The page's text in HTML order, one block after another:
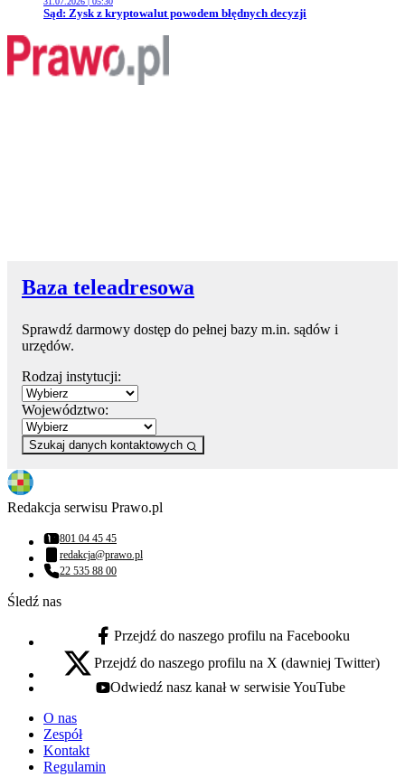
Przejdź do artykułu:
Sąd: Zysk z kryptowalut powodem błędnych decyzji
Baza teleadresowa
Sprawdź darmowy dostęp do pełnej bazy m.in. sądów i
urzędów.
Rodzaj instytucji:
Województwo:
Szukaj danych kontaktowych
Redakcja serwisu Prawo.pl
Numer telefonu:
801 04 45 45
Adres email:
redakcja@prawo.pl
Numer telefonu:
22 535 88 00
Śledź nas
facebook - otwiera się w nowej karcie
Przejdź do naszego profilu na Facebooku
x - otwiera się w nowej karcie
Przejdź do naszego profilu na X (dawniej Twitter)
youtube - otwiera się w nowej karcie
Odwiedź nasz kanał w serwisie YouTube
O nas
Zespół
Kontakt
Regulamin